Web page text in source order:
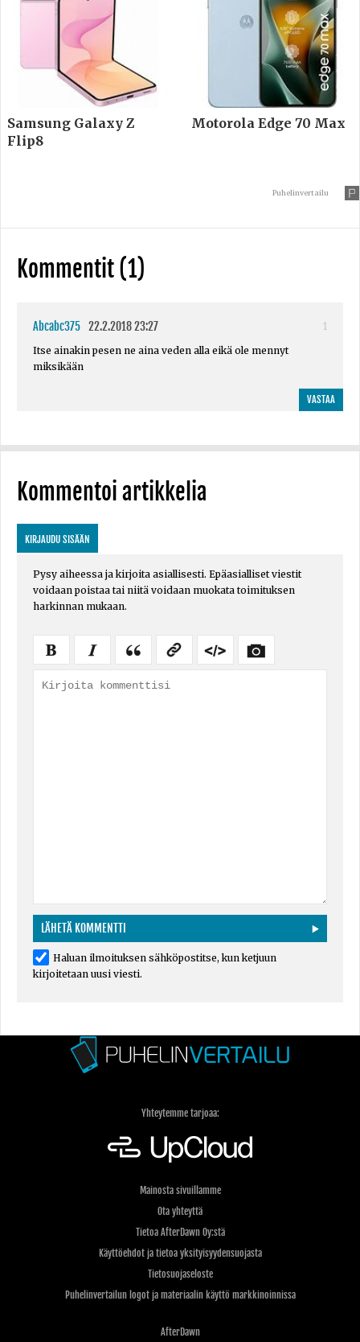
Samsung Galaxy Z
Flip8
Motorola Edge 70 Max
Puhelinvertailu
Kommentit (1)
Abcabc375 22.2.2018 23:27
1
Itse ainakin pesen ne aina veden alla eikä ole mennyt
miksikään
VASTAA
Kommentoi artikkelia
KIRJAUDU SISÄÄN
Pysy aiheessa ja kirjoita asiallisesti. Epäasialliset viestit
voidaan poistaa tai niitä voidaan muokata toimituksen
harkinnan mukaan.
Haluan ilmoituksen sähköpostitse, kun ketjuun
kirjoitetaan uusi viesti.
Yhteytemme tarjoaa:
Mainosta sivuillamme
Ota yhteyttä
Tietoa AfterDawn Oy:stä
Käyttöehdot ja tietoa yksityisyydensuojasta
Tietosuojaseloste
Puhelinvertailun logot ja materiaalin käyttö markkinoinnissa
AfterDawn